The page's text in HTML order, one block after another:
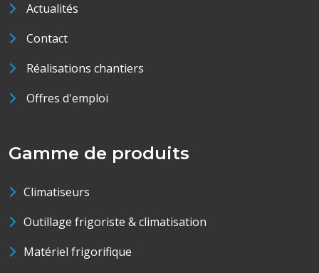
Actualités
Contact
Réalisations chantiers
Offres d'emploi
Gamme de produits
Climatiseurs
Outillage frigoriste & climatisation
Matériel frigorifique